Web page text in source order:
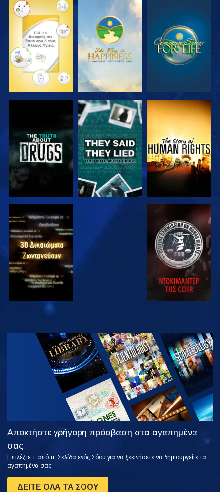
ΠΑΡΑΚΟΛΟΥΘΗΣΤΕ ΠΑΡΑΚΟΛΟΥΘΗΣΤΕ ΠΑΡΑΚΟΛΟΥΘΗΣΤΕ
ΠΑΡΑΚΟΛΟΥΘΗΣΤΕ ΠΑΡΑΚΟΛΟΥΘΗΣΤΕ ΠΑΡΑΚΟΛΟΥΘΗΣΤΕ
ΠΑΡΑΚΟΛΟΥΘΗΣΤΕ ΠΑΡΑΚΟΛΟΥΘΗΣΤΕ
ΠΑΡΑΚΟΛΟΥΘΗΣΤΕ
ΕΞΕΡΕΥΝΗΣΤΕ
ΤΗ ΣΕΙΡΑ
Αποκτήστε γρήγορη πρόσβαση στα αγαπημένα
σας
Επιλέξτε + από τη Σελίδα ενός Σόου για να ξεκινήσετε να δημιουργείτε τα
αγαπημένα σας
ΔΕΙΤΕ ΟΛΑ ΤΑ ΣΟΟΥ